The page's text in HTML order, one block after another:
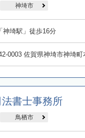
神埼市
神埼駅」徒歩16分
0003 佐賀県神埼市神埼町
書士事務所
鳥栖市